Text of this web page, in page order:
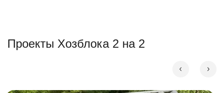
Проекты Хозблока 2 на 2